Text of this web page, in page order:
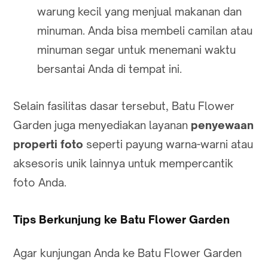
warung kecil yang menjual makanan dan
minuman. Anda bisa membeli camilan atau
minuman segar untuk menemani waktu
bersantai Anda di tempat ini.
Selain fasilitas dasar tersebut, Batu Flower
Garden juga menyediakan layanan penyewaan
properti foto seperti payung warna-warni atau
aksesoris unik lainnya untuk mempercantik
foto Anda.
Tips Berkunjung ke Batu Flower Garden
Agar kunjungan Anda ke Batu Flower Garden